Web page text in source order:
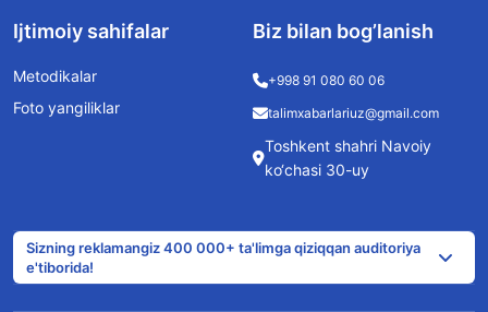
Ijtimoiy sahifalar
Metodikalar
Foto yangiliklar
Biz bilan bog’lanish
+998 91 080 60 06
talimxabarlariuz@gmail.com
Toshkent shahri Navoiy
ko‘chasi 30-uy
Sizning reklamangiz 400 000+ ta'limga qiziqqan auditoriya
e'tiborida!